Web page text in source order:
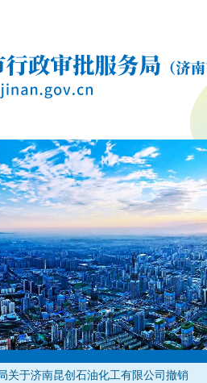
关于济南昆创石油化工有限公司撤销